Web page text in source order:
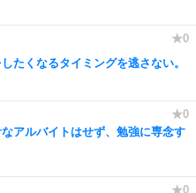
たくなるタイミングを逃さない。
アルバイトはせず、勉強に専念す